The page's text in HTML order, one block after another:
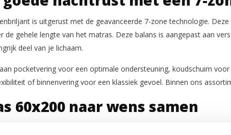
is uitgerust met de geavanceerde 7-zone technologie.
de gehele lengte van het matras. Deze balans is aangepast aan
deel van je lichaam.
pocketvering voor een optimale ondersteuning, koudschuim
of binnenvering voor een klassiek gevoel. Binnen ons
60x200 naar wens samen
in personalisatie. Daarom kun je jouw matras 60x200 helemaal